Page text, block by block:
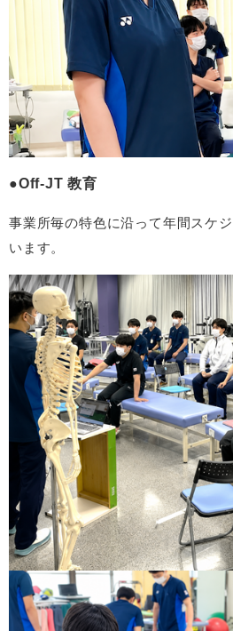
Off-JT 教育
事業所毎の特色に沿って年間スケ
います。